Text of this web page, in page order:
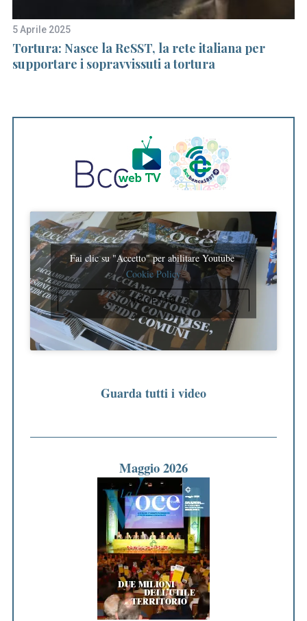
5 Aprile 2025
Tortura: Nasce la ReSST, la rete italiana per
supportare i sopravvissuti a tortura
Fai clic su "Accetto" per abilitare Youtube
Cookie Policy
ACCETTO
Guarda tutti i video
Maggio 2026